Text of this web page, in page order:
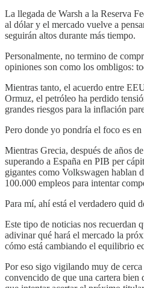
La llegada de Warsh a la Reserva
al dólar y el mercado vuelve a
seguirán altos durante más tiempo.
Personalmente, no termino de
opiniones son como los ombligos:
Mientras tanto, el acuerdo entre
Ormuz, el petróleo ha perdido
grandes riesgos para la inflación
Pero donde yo pondría el foco es en
Mientras Grecia, después de años
superando a España en PIB per
gigantes como Volkswagen hablan
100.000 empleos para intentar
Para mí, ahí está el verdadero quid
Este tipo de noticias nos recuerdan
adivinar qué hará el mercado la
cómo está cambiando el equilibrio
Por eso sigo vigilando muy de
convencido de que una cartera